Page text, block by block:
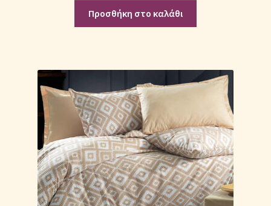
Προσθήκη στο καλάθι